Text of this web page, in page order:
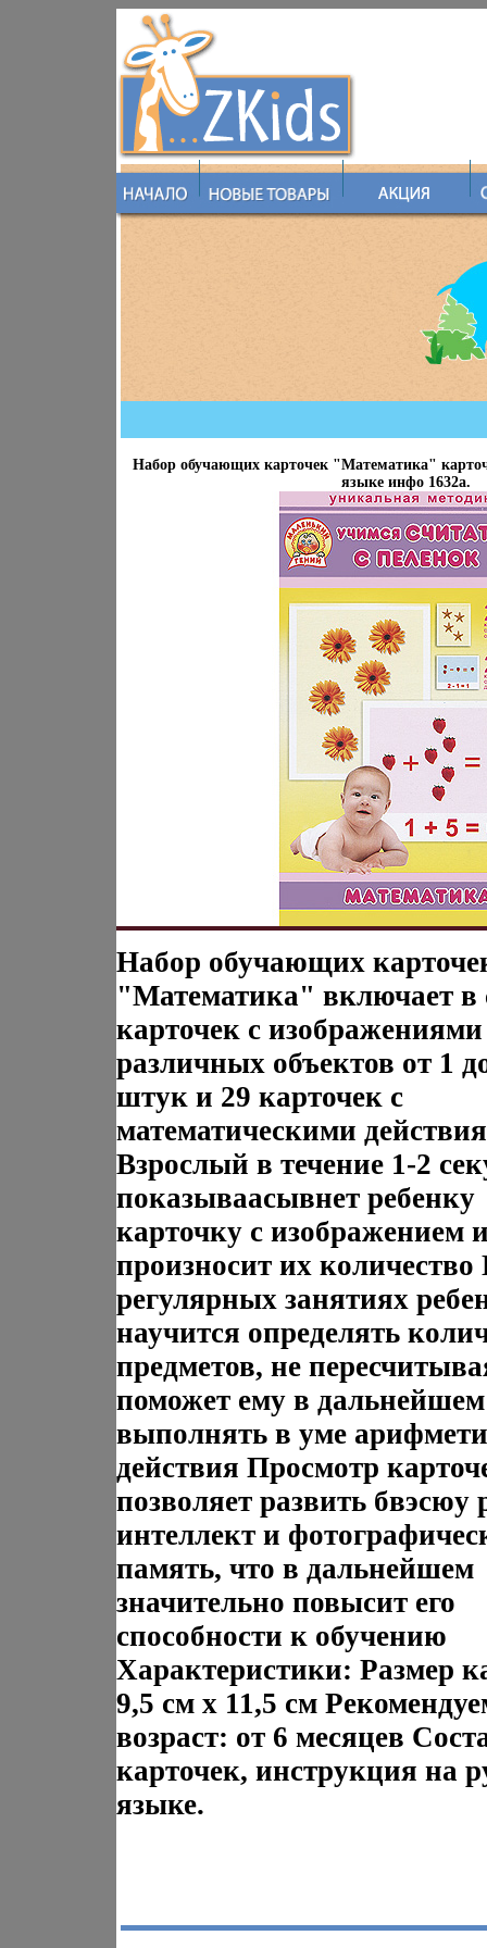
Набор обучающих карточек "Математика"
языке инфо 1632a.
Набор обучающих
"Математика" включает в
карточек с изображениями
различных объектов от 1
штук и 29 карточек с
математическими
Взрослый в течение 1-2
показываасывнет ребенку
карточку с изображением
произносит их
регулярных занятиях
научится определять
предметов, не
поможет ему в дальнейшем
выполнять в уме
действия Просмотр
позволяет развить бвэсюу
интеллект и
память, что в дальнейшем
значительно повысит его
способности к обучению
Характеристики: Размер
9,5 см х 11,5 см
возраст: от 6 месяцев
карточек, инструкция на
языке.